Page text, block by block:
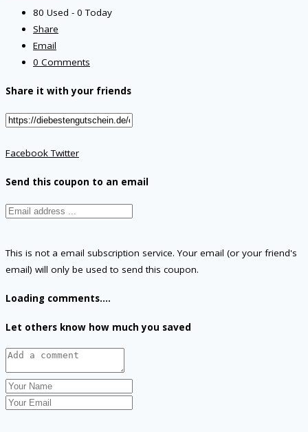
80 Used - 0 Today
Share
Email
0 Comments
Share it with your friends
FacebookTwitter
Send this coupon to an email
This is not a email subscription service. Your email (or your friend's
email) will only be used to send this coupon.
Loading comments....
Let others know how much you saved